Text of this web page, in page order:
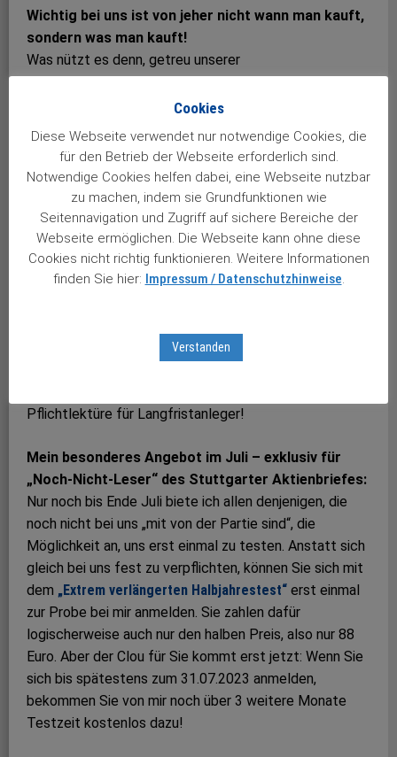
Wichtig bei uns ist von jeher nicht wann man kauft,
sondern was man kauft!
Was nützt es denn, getreu unserer
Aktien­titeln festzuhalten, wenn es am Schluss die
spekulativen) Aktien gar nicht mehr auf dem Kurszettel
gibt? Ganz klar, meine Strategie funktioniert nur mit
erstklassigen Wachstumsaktien. Von weltweit rund
100.000 an der Börse gehandelten Unternehmen
vedienen aus meiner Sicht derzeit lediglich 84 Papiere
mein Prädikat „Wachstumswert“. Alles Aktien, die im
Kursverlauf – kurzfristig oft sehr wohl unter starken
und steigern meist auch seit Jahrzehnten Dividenden.
Pflichtlektüre für Langfristanleger!
Mein besonderes Angebot im Juli – exklusiv für
„Noch-Nicht-Leser“ des Stuttgarter Aktienbriefes:
Nur noch bis Ende Juli biete ich allen denjenigen, die
noch nicht bei uns „mit von der Partie sind“, die
Möglichkeit an, uns erst einmal zu testen. Anstatt sich
gleich bei uns fest zu verpflichten, können Sie sich mit
dem „Extrem verlängerten Halbjahrestest“ erst einmal
zur Probe bei mir anmelden. Sie zahlen dafür
logischerweise auch nur den halben Preis, also nur 88
Euro. Aber der Clou für Sie kommt erst jetzt: Wenn Sie
sich bis spätestens zum 31.07.2023 anmelden,
bekommen Sie von mir noch über 3 weitere Monate
Testzeit kostenlos dazu!
Cookies
Diese Webseite verwendet nur notwendige Cookies, die
für den Betrieb der Webseite erforderlich sind.
Notwendige Cookies helfen dabei, eine Webseite nutzbar
zu machen, indem sie Grundfunktionen wie
Seitennavigation und Zugriff auf sichere Bereiche der
Webseite ermöglichen. Die Webseite kann ohne diese
Cookies nicht richtig funktionieren. Weitere Informationen
finden Sie hier: Impressum / Datenschutzhinweise.
Verstanden